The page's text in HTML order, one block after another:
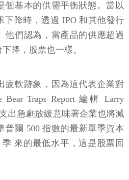
個基本的供需平衡狀態。當以
下降時，透過 IPO 和其他發行
他們認為，當產品的供應超過
降，股票也一樣。
疲軟跡象，因為這代表企業對
Traps Report 編輯 Larry
出急劇放緩意味著企業也將減
普爾 500 指數的最新單季資本
來的最低水平，這是股票回